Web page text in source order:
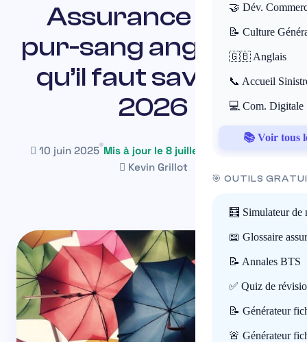
🤝 Dév.
📝 Culture
🇬🇧 Anglais
📞 Accueil
💻 Com. Digitale
📚 Voir tous
🎯 OUTILS
🧮 Simulateur de
📖 Glossaire
📝 Annales BTS
✅ Quiz de
📝 Générateur
🚨 Générateur
Assurance pour
pur-sang anglais : ce
qu’il faut savoir en
2026
10 juin 2025 Mis à jour le 8 juillet 2026
Kevin Grillot